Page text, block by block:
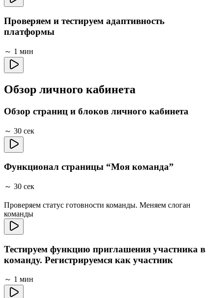
Проверяем и тестируем адаптивность
платформы
～ 1 мин
Обзор личного кабинета
Обзор страниц и блоков личного кабинета
～ 30 сек
Функционал страницы “Моя команда”
～ 30 сек
Проверяем статус готовности команды. Меняем слоган
команды
Тестируем функцию приглашения участника в
команду. Регистрируемся как участник
～ 1 мин